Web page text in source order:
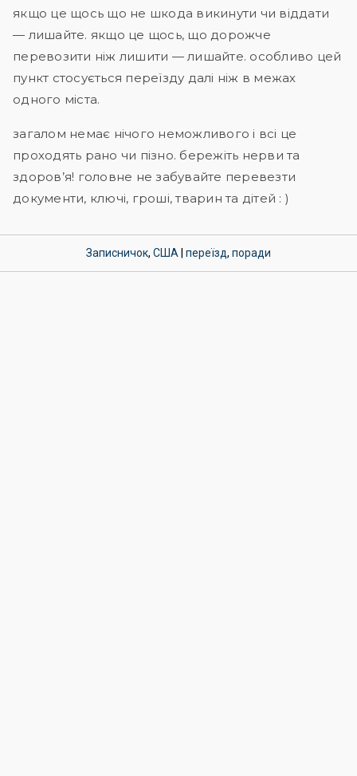
якщо це щось що не шкода викинути чи віддати
— лишайте. якщо це щось, що дорожче
перевозити ніж лишити — лишайте. особливо цей
пункт стосується переїзду далі ніж в межах
одного міста.
загалом немає нічого неможливого і всі це
проходять рано чи пізно. бережіть нерви та
здоров’я! головне не забувайте перевезти
документи, ключі, гроші, тварин та дітей : )
Записничок, США переїзд, поради